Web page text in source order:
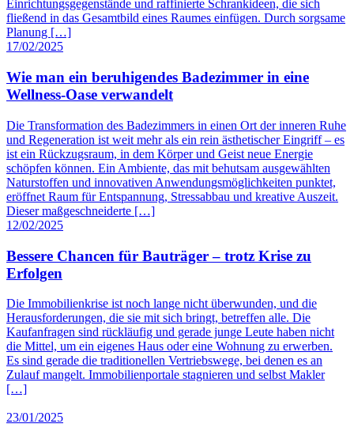
Einrichtungsgegenstände und raffinierte Schrankideen, die sich
fließend in das Gesamtbild eines Raumes einfügen. Durch sorgsame
Planung […]
17/02/2025
Wie man ein beruhigendes Badezimmer in eine
Wellness-Oase verwandelt
Die Transformation des Badezimmers in einen Ort der inneren Ruhe
und Regeneration ist weit mehr als ein rein ästhetischer Eingriff – es
ist ein Rückzugsraum, in dem Körper und Geist neue Energie
schöpfen können. Ein Ambiente, das mit behutsam ausgewählten
Naturstoffen und innovativen Anwendungsmöglichkeiten punktet,
eröffnet Raum für Entspannung, Stressabbau und kreative Auszeit.
Dieser maßgeschneiderte […]
12/02/2025
Bessere Chancen für Bauträger – trotz Krise zu
Erfolgen
Die Immobilienkrise ist noch lange nicht überwunden, und die
Herausforderungen, die sie mit sich bringt, betreffen alle. Die
Kaufanfragen sind rückläufig und gerade junge Leute haben nicht
die Mittel, um ein eigenes Haus oder eine Wohnung zu erwerben.
Es sind gerade die traditionellen Vertriebswege, bei denen es an
Zulauf mangelt. Immobilienportale stagnieren und selbst Makler
[…]
23/01/2025